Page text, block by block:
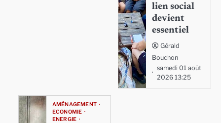
lien social
devient
essentiel
Gérald
Bouchon
samedi 01 août
2026 13:25
AMÉNAGEMENT
ECONOMIE
ENERGIE